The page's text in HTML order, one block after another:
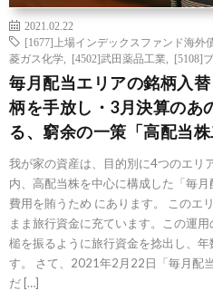
2021.02.22
[1677]上場インデックスファンド海外
菱ガス化学
[4502]武田薬品工業 [5108]
毎月配当エリアの銘柄入
柄を手放し・3月決算のあ
る、窮余の一策「高配当
我が家の資産は、目的別に4つのエリ
内、高配当株を中心に構成した「毎
費用を賄うため にあります。 このエ
まま旅行資金に充ています。この運
槌を振るように旅行資金を捻出し、
す。 さて、2021年2月22日「毎月配
だ […]